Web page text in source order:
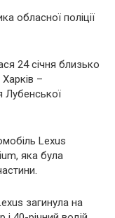
обласної поліції
24 січня близько
–
Лубенської
Lexus
яка була
загинула на